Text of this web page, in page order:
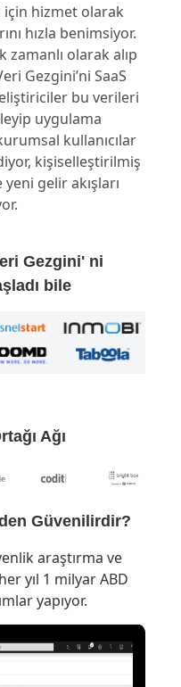
hizmet olarak
hızla benimsiyor.
olarak alıp
Gezgini’ni SaaS
bu verileri
uygulama
kullanıcılar
kişiselleştirilmiş
gelir akışları
Gezgini' ni
bile
Ağı
Güvenilirdir?
araştırma ve
yıl 1 milyar ABD
yapıyor.